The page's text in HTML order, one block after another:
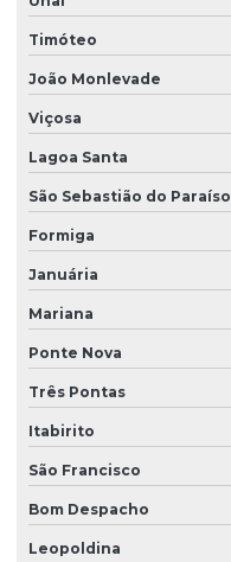
Timóteo
João Monlevade
Viçosa
Lagoa Santa
São Sebastião do Paraíso
Formiga
Januária
Mariana
Ponte Nova
Três Pontas
Itabirito
São Francisco
Bom Despacho
Leopoldina